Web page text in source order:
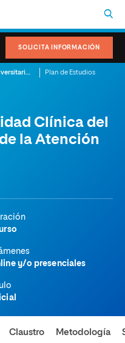
SOLICITA INFORMACIÓN
Máster Universitario en Gestión de la Seguridad Clínica del Paciente y Calidad de la Atención Sanitaria Plan de Estudios
Clínica del
la Atención
y/o presenciales
Claustro Metodología